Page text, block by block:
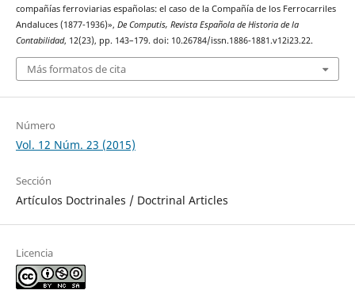
compañías ferroviarias españolas: el caso de la Compañía de los Ferrocarriles
Andaluces (1877-1936)», De Computis, Revista Española de Historia de la
Contabilidad, 12(23), pp. 143–179. doi: 10.26784/issn.1886-1881.v12i23.22.
Más formatos de cita
Número
Vol. 12 Núm. 23 (2015)
Sección
Artículos Doctrinales / Doctrinal Articles
Licencia